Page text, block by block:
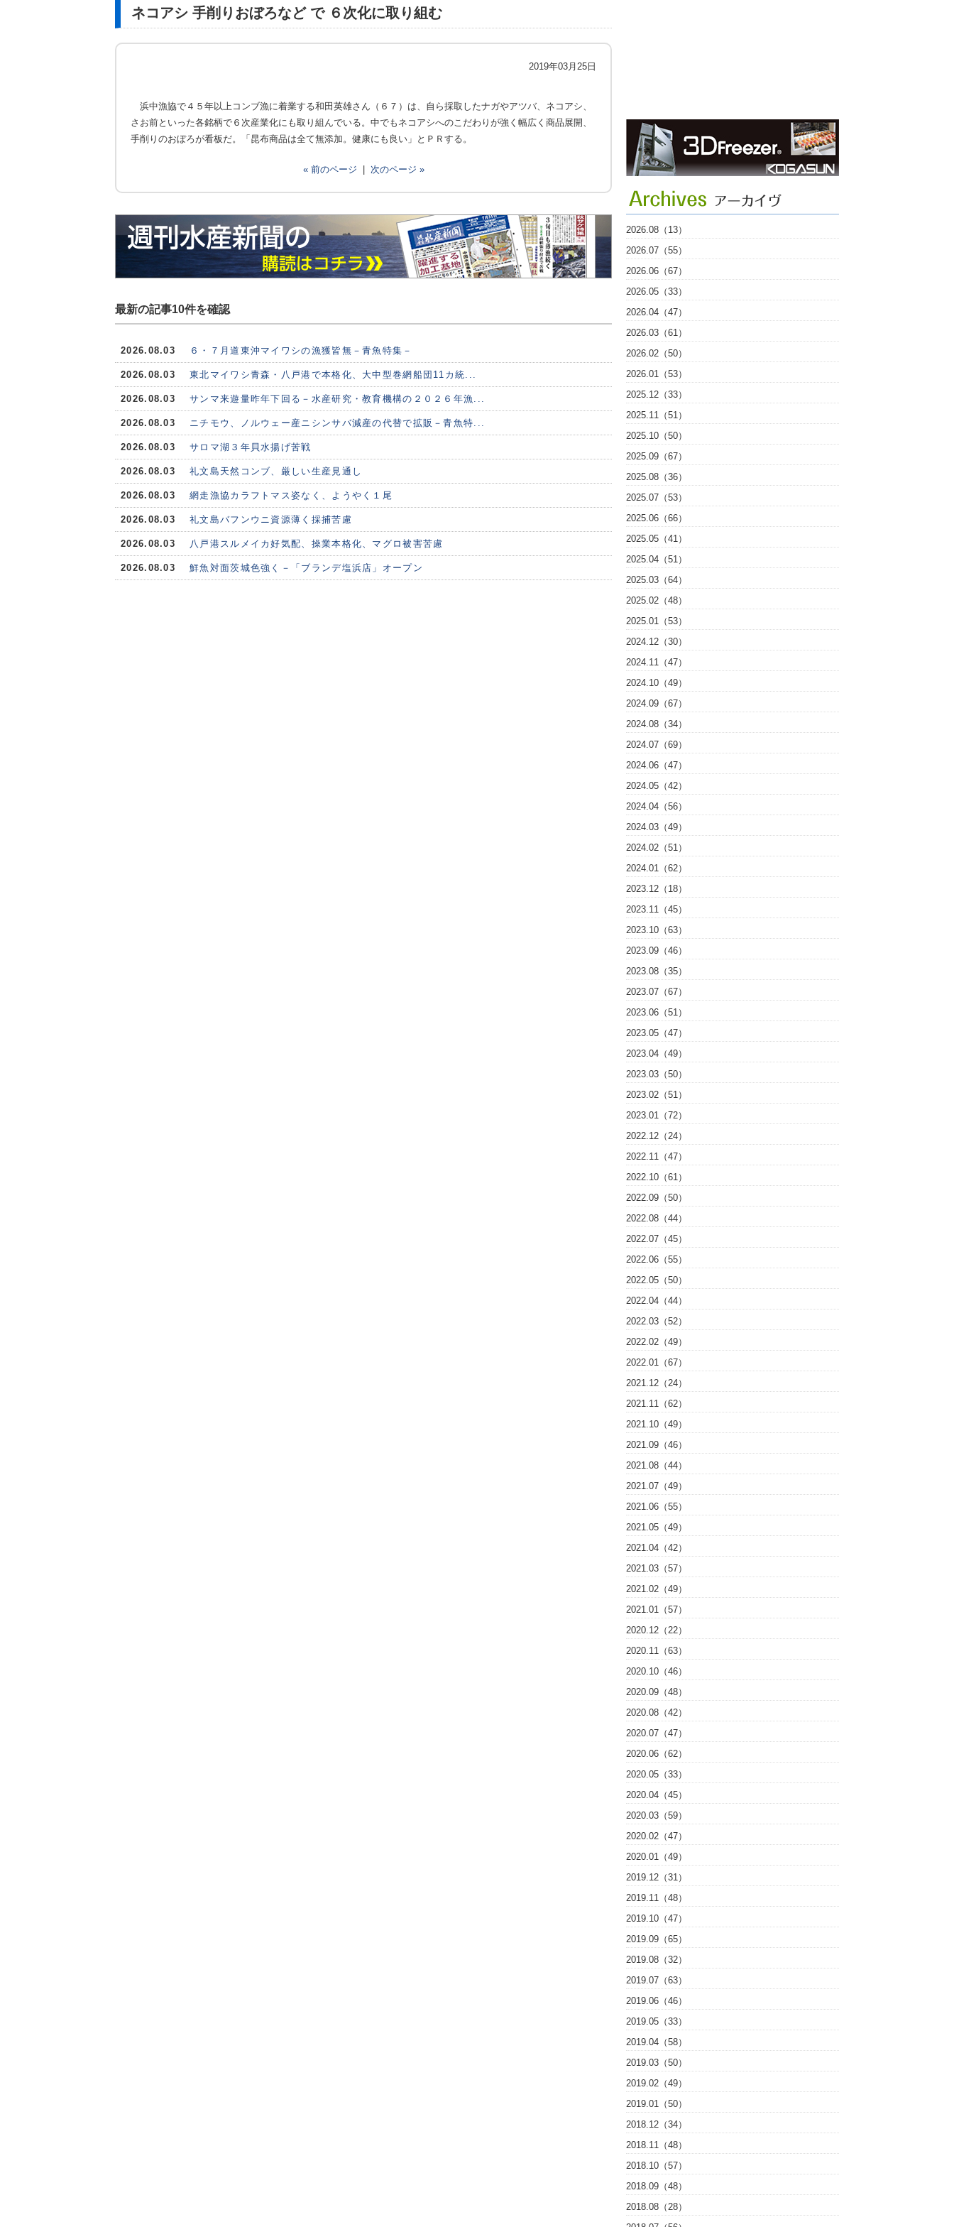
ネコアシ 手削りおぼろなど で ６次化に取り組む
2019年03月25日
浜中漁協で４５年以上コンブ漁に着業する和田英雄さん（６７）は、自ら採取したナガやアツバ、ネコアシ、
さお前といった各銘柄で６次産業化にも取り組んでいる。中でもネコアシへのこだわりが強く幅広く商品展開、
手削りのおぼろが看板だ。「昆布商品は全て無添加。健康にも良い」とＰＲする。
« 前のページ 次のページ »
最新の記事10件を確認
2026.08.03 ６・７月道東沖マイワシの漁獲皆無－青魚特集－
2026.08.03 東北マイワシ青森・八戸港で本格化、大中型巻網船団11カ統...
2026.08.03 サンマ来遊量昨年下回る－水産研究・教育機構の２０２６年漁...
2026.08.03 ニチモウ、ノルウェー産ニシンサバ減産の代替で拡販－青魚特...
2026.08.03 サロマ湖３年貝水揚げ苦戦
2026.08.03 礼文島天然コンブ、厳しい生産見通し
2026.08.03 網走漁協カラフトマス姿なく、ようやく１尾
2026.08.03 礼文島バフンウニ資源薄く採捕苦慮
2026.08.03 八戸港スルメイカ好気配、操業本格化、マグロ被害苦慮
2026.08.03 鮮魚対面茨城色強く－「ブランデ塩浜店」オープン
2026.08（13）
2026.07（55）
2026.06（67）
2026.05（33）
2026.04（47）
2026.03（61）
2026.02（50）
2026.01（53）
2025.12（33）
2025.11（51）
2025.10（50）
2025.09（67）
2025.08（36）
2025.07（53）
2025.06（66）
2025.05（41）
2025.04（51）
2025.03（64）
2025.02（48）
2025.01（53）
2024.12（30）
2024.11（47）
2024.10（49）
2024.09（67）
2024.08（34）
2024.07（69）
2024.06（47）
2024.05（42）
2024.04（56）
2024.03（49）
2024.02（51）
2024.01（62）
2023.12（18）
2023.11（45）
2023.10（63）
2023.09（46）
2023.08（35）
2023.07（67）
2023.06（51）
2023.05（47）
2023.04（49）
2023.03（50）
2023.02（51）
2023.01（72）
2022.12（24）
2022.11（47）
2022.10（61）
2022.09（50）
2022.08（44）
2022.07（45）
2022.06（55）
2022.05（50）
2022.04（44）
2022.03（52）
2022.02（49）
2022.01（67）
2021.12（24）
2021.11（62）
2021.10（49）
2021.09（46）
2021.08（44）
2021.07（49）
2021.06（55）
2021.05（49）
2021.04（42）
2021.03（57）
2021.02（49）
2021.01（57）
2020.12（22）
2020.11（63）
2020.10（46）
2020.09（48）
2020.08（42）
2020.07（47）
2020.06（62）
2020.05（33）
2020.04（45）
2020.03（59）
2020.02（47）
2020.01（49）
2019.12（31）
2019.11（48）
2019.10（47）
2019.09（65）
2019.08（32）
2019.07（63）
2019.06（46）
2019.05（33）
2019.04（58）
2019.03（50）
2019.02（49）
2019.01（50）
2018.12（34）
2018.11（48）
2018.10（57）
2018.09（48）
2018.08（28）